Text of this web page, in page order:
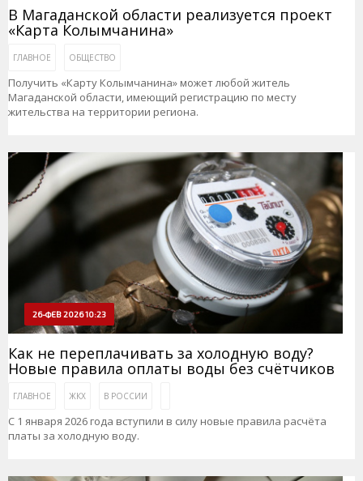
В Магаданской области реализуется проект
«Карта Колымчанина»
ГЛАВНОЕ ОБЩЕСТВО
Получить «Карту Колымчанина» может любой житель
Магаданской области, имеющий регистрацию по месту
жительства на территории региона.
26-ФЕВ 2026 10:23
Как не переплачивать за холодную воду?
Новые правила оплаты воды без счётчиков
ГЛАВНОЕ ЖКХ В РОССИИ
С 1 января 2026 года вступили в силу новые правила расчёта
платы за холодную воду.